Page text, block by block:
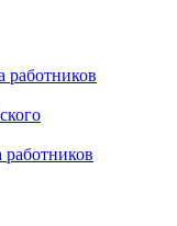
работников